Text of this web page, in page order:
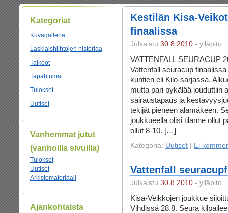
Kategoriat
Kuvagalleria
Laskiaishiihtojen historiaa
Talkoot
Tapahtumat
Tulokset
Uutiset
Vanhemmat jutut
(vanhoilla sivuilla)
Tulokset
Uutiset
Arkistomateriaali
Ajankohtaista
Kestilän Kisa-
finaalissa
Julkaistu 30.8.2010 - ylläpito
VATTENFALL SEURACUP
Vattenfall seuracup
kuntien eli Kilo-sarjassa.
mutta pari pykälää jouduttiin
sairaustapaus ja
tekijät pieneen alamäkeen.
joukkueella olisi tilanne ollut
ollut 8-10. […]
Kategoria: Uutiset Ei
Vattenfall
Julkaistu 30.8.2010 - ylläpito
Kisa-Veikkojen joukkue
Vihdissä 28.8. Seura